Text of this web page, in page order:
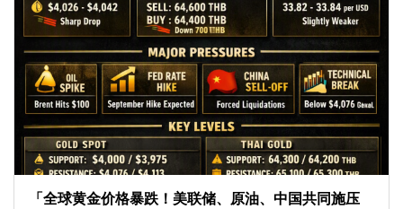
「全球黄金价格暴跌！美联储、原油、中国共同施压